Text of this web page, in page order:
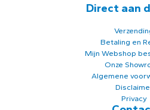
Direct aan
Betaling en
Mijn Webshop
Onze
Algemene
Privacy